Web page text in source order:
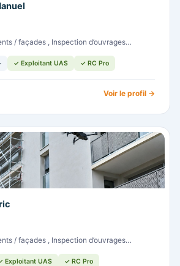
Inspection de bâtiments / façades , Inspection d’ouvrages…
✓ Exploitant UAS ✓ RC Pro
Voir le profil →
Inspection de bâtiments / façades , Inspection d’ouvrages…
Exploitant UAS ✓ RC Pro